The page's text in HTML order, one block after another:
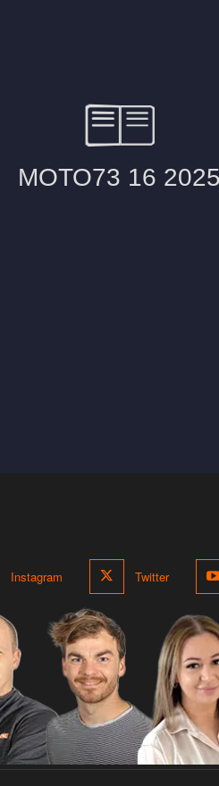
Instagram Twitter